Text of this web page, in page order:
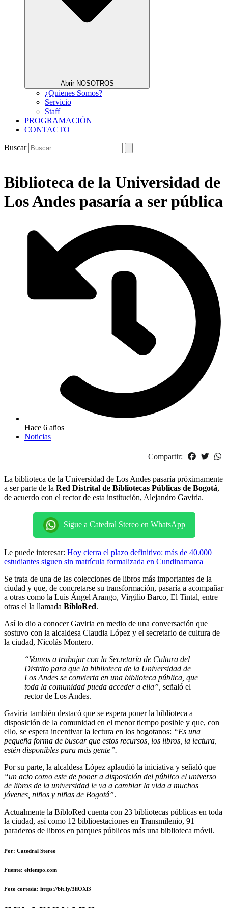
Abrir NOSOTROS
¿Quienes Somos?
Servicio
Staff
PROGRAMACIÓN
CONTACTO
Buscar
Biblioteca de la Universidad de
Los Andes pasaría a ser pública
Hace 6 años
Noticias
Compartir:
La biblioteca de la Universidad de Los Andes pasaría próximamente
a ser parte de la Red Distrital de Bibliotecas Públicas de Bogotá,
de acuerdo con el rector de esta institución, Alejandro Gaviria.
Sigue a Catedral Stereo en WhatsApp
Le puede interesar: Hoy cierra el plazo definitivo: más de 40.000
estudiantes siguen sin matrícula formalizada en Cundinamarca
Se trata de una de las colecciones de libros más importantes de la
ciudad y que, de concretarse su transformación, pasaría a acompañar
a otras como la Luis Ángel Arango, Virgilio Barco, El Tintal, entre
otras el la llamada BibloRed.
Así lo dio a conocer Gaviria en medio de una conversación que
sostuvo con la alcaldesa Claudia López y el secretario de cultura de
la ciudad, Nicolás Montero.
“Vamos a trabajar con la Secretaría de Cultura del
Distrito para que la biblioteca de la Universidad de
Los Andes se convierta en una biblioteca pública, que
toda la comunidad pueda acceder a ella”, señaló el
rector de Los Andes.
Gaviria también destacó que se espera poner la biblioteca a
disposición de la comunidad en el menor tiempo posible y que, con
ello, se espera incentivar la lectura en los bogotanos: “Es una
pequeña forma de buscar que estos recursos, los libros, la lectura,
estén disponibles para más gente”.
Por su parte, la alcaldesa López aplaudió la iniciativa y señaló que
“un acto como este de poner a disposición del público el universo
de libros de la universidad le va a cambiar la vida a muchos
jóvenes, niños y niñas de Bogotá”.
Actualmente la BibloRed cuenta con 23 bibliotecas públicas en toda
la ciudad, así como 12 biblioestaciones en Transmilenio, 91
paraderos de libros en parques públicos más una biblioteca móvil.
Por: Catedral Stereo
Fuente: eltiempo.com
Foto cortesía: https://bit.ly/3iiOXi3